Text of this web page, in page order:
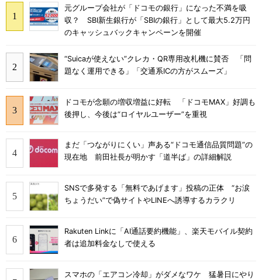
元グループ会社が「ドコモの銀行」になった不満を吸
収？ SBI新生銀行が「SBIの銀行」として最大5.2万円
のキャッシュバックキャンペーンを開催
“Suicaが使えない”クレカ・QR専用改札機に賛否 「問
題なく運用できる」「交通系ICの方がスムーズ」
ドコモが念願の増収増益に好転 「ドコモMAX」好調も
後押し、今後は“ロイヤルユーザー”を重視
まだ「つながりにくい」声ある“ドコモ通信品質問題”の
現在地 前田社長が明かす「道半ば」の詳細解説
SNSで多発する「無料であげます」投稿の正体 “お涙
ちょうだい”で偽サイトやLINEへ誘導するカラクリ
Rakuten Linkに「AI通話要約機能」、楽天モバイル契約
者は追加料金なしで使える
スマホの「エアコン冷却」がダメなワケ 猛暑日にやり